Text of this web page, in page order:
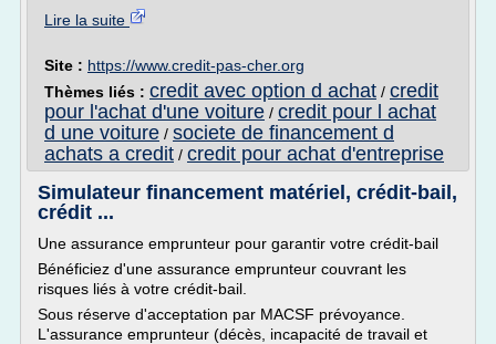
Lire la suite
Site : https://www.credit-pas-cher.org
Thèmes liés : credit avec option d achat / credit
pour l'achat d'une voiture / credit pour l achat
d une voiture / societe de financement d
achats a credit / credit pour achat d'entreprise
Simulateur financement matériel, crédit-bail,
crédit ...
Une assurance emprunteur pour garantir votre crédit-bail
Bénéficiez d'une assurance emprunteur couvrant les
risques liés à votre crédit-bail.
Sous réserve d'acceptation par MACSF prévoyance.
L'assurance emprunteur (décès, incapacité de travail et